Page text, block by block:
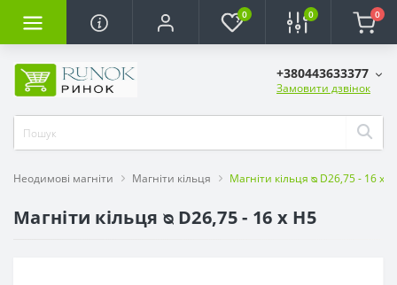
0 0 0
+380443633377
Замовити дзвінок
Неодимові магніти Магніти кільця Магніти кільця ᴓ D26,75 - 16 x
Магніти кільця ᴓ D26,75 - 16 x H5